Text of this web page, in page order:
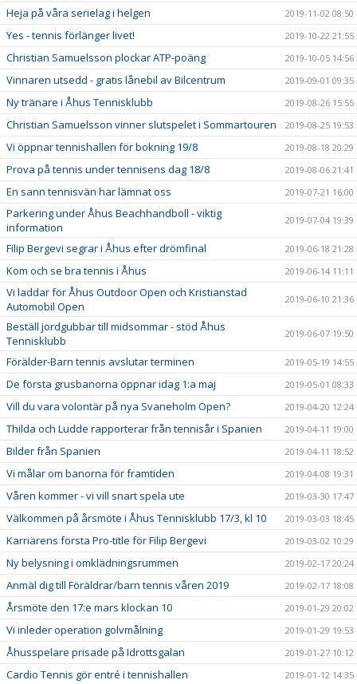
Heja på våra serielag i helgen 2019-11-02 08:50
Yes - tennis förlänger livet! 2019-10-22 21:55
Christian Samuelsson plockar ATP-poäng 2019-10-05 14:56
Vinnaren utsedd - gratis lånebil av Bilcentrum 2019-09-01 09:35
Ny tränare i Åhus Tennisklubb 2019-08-26 15:55
Christian Samuelsson vinner slutspelet i Sommartouren 2019-08-25 19:53
Vi öppnar tennishallen för bokning 19/8 2019-08-18 20:29
Prova på tennis under tennisens dag 18/8 2019-08-06 21:41
En sann tennisvän har lämnat oss 2019-07-21 16:00
Parkering under Åhus Beachhandboll - viktig
information
2019-07-04 19:39
Filip Bergevi segrar i Åhus efter drömfinal 2019-06-18 21:28
Kom och se bra tennis i Åhus 2019-06-14 11:11
Vi laddar för Åhus Outdoor Open och Kristianstad
Automobil Open
2019-06-10 21:36
Beställ jordgubbar till midsommar - stöd Åhus
Tennisklubb
2019-06-07 19:50
Förälder-Barn tennis avslutar terminen 2019-05-19 14:55
De första grusbanorna öppnar idag 1:a maj 2019-05-01 08:33
Vill du vara volontär på nya Svaneholm Open? 2019-04-20 12:24
Thilda och Ludde rapporterar från tennisår i Spanien 2019-04-11 19:00
Bilder från Spanien 2019-04-11 18:52
Vi målar om banorna för framtiden 2019-04-08 19:31
Våren kommer - vi vill snart spela ute 2019-03-30 17:47
Välkommen på årsmöte i Åhus Tennisklubb 17/3, kl 10 2019-03-03 18:45
Karriärens första Pro-title för Filip Bergevi 2019-03-02 10:29
Ny belysning i omklädningsrummen 2019-02-17 20:24
Anmäl dig till Föräldrar/barn tennis våren 2019 2019-02-17 18:08
Årsmöte den 17:e mars klockan 10 2019-01-29 20:02
Vi inleder operation golvmålning 2019-01-29 19:53
Åhusspelare prisade på Idrottsgalan 2019-01-27 10:12
Cardio Tennis gör entré i tennishallen 2019-01-12 14:35